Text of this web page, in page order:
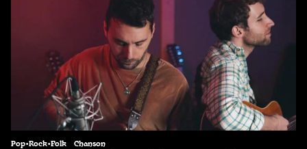
Pop•Rock•Folk Chanson